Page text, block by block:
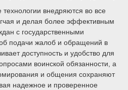
внедряются во все
и делая более эффективным
с государственными
подачи жалоб и обращений в
доступность и удобство для
воинской обязанности, а
и общения сохраняют
надежное и проверенное